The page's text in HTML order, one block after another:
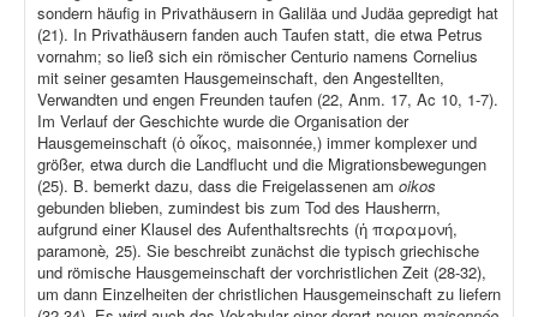
sondern häufig in Privathäusern in Galiläa und Judäa gepredigt hat
(21). In Privathäusern fanden auch Taufen statt, die etwa Petrus
vornahm; so ließ sich ein römischer Centurio namens Cornelius
mit seiner gesamten Hausgemeinschaft, den Angestellten,
Verwandten und engen Freunden taufen (22, Anm. 17, Ac 10, 1-7).
Im Verlauf der Geschichte wurde die Organisation der
Hausgemeinschaft (ὁ οἶκος, maisonnée,) immer komplexer und
größer, etwa durch die Landflucht und die Migrationsbewegungen
(25). B. bemerkt dazu, dass die Freigelassenen am oikos
gebunden blieben, zumindest bis zum Tod des Hausherrn,
aufgrund einer Klausel des Aufenthaltsrechts (ἡ παραμονή,
paramonè, 25). Sie beschreibt zunächst die typisch griechische
und römische Hausgemeinschaft der vorchristlichen Zeit (28-32),
um dann Einzelheiten der christlichen Hausgemeinschaft zu liefern